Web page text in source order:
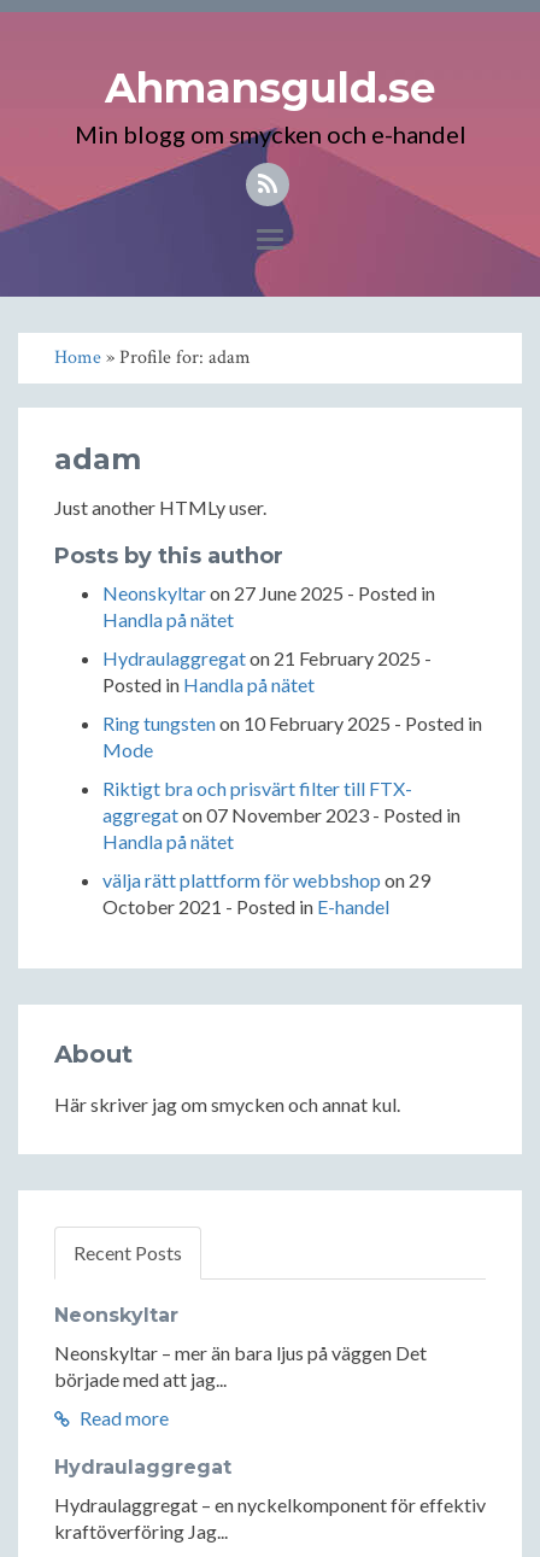
Ahmansguld.se
Min blogg om smycken och e-handel
Toggle
Home» Profile for: adam
adam
Just another HTMLy user.
Posts by this author
Neonskyltaron 27 June 2025 - Posted in
Handla på nätet
Hydraulaggregaton 21 February 2025 -
Posted in Handla på nätet
Ring tungstenon 10 February 2025 - Posted in
Mode
Riktigt bra och prisvärt filter till FTX-
aggregaton07 November 2023 - Posted in
Handla på nätet
välja rätt plattform för webbshop on 29
October 2021 - Posted in E-handel
About
Här skriver jag om smycken och annat kul.
Recent Posts
Neonskyltar
Neonskyltar – mer än bara ljus på väggen Det
började med att jag...
Read more
Hydraulaggregat
Hydraulaggregat – en nyckelkomponent för effektiv
kraftöverföring Jag...